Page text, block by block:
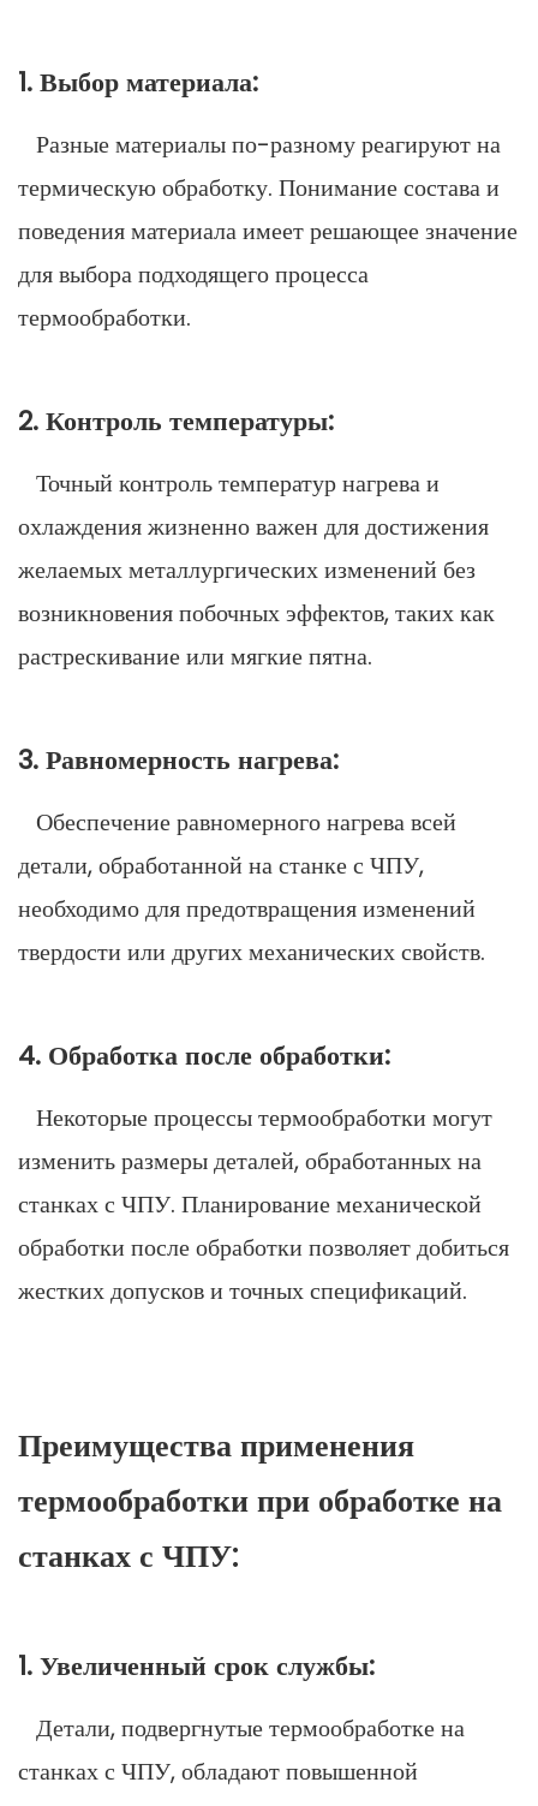
1. Выбор материала:
Разные материалы по-разному реагируют на
термическую обработку. Понимание состава и
поведения материала имеет решающее значение
для выбора подходящего процесса
термообработки.
2. Контроль температуры:
Точный контроль температур нагрева и
охлаждения жизненно важен для достижения
желаемых металлургических изменений без
возникновения побочных эффектов, таких как
растрескивание или мягкие пятна.
3. Равномерность нагрева:
Обеспечение равномерного нагрева всей
детали, обработанной на станке с ЧПУ,
необходимо для предотвращения изменений
твердости или других механических свойств.
4. Обработка после обработки:
Некоторые процессы термообработки могут
изменить размеры деталей, обработанных на
станках с ЧПУ. Планирование механической
обработки после обработки позволяет добиться
жестких допусков и точных спецификаций.
Преимущества применения
термообработки при обработке на
станках с ЧПУ:
1. Увеличенный срок службы:
Детали, подвергнутые термообработке на
станках с ЧПУ, обладают повышенной